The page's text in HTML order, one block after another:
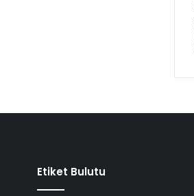
Etiket Bulutu